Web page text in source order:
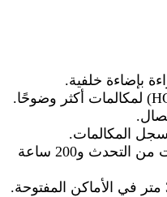
.
لمكالمات أكثر وضوحًا.
.
المكالمات.
بطارية توفر حتى 10 ساعات من التحدث و200 ساعة
.